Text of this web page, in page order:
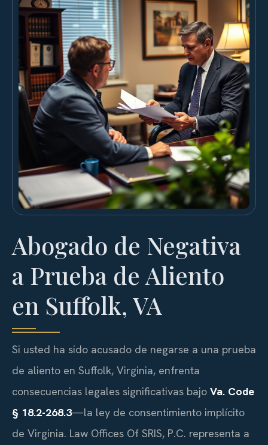
Abogado de Negativa
a Prueba de Aliento
en Suffolk, VA
Si usted ha sido acusado de negarse a una prueba
de aliento en Suffolk, Virginia, enfrenta
consecuencias legales significativas bajo Va. Code
§ 18.2-268.3—la ley de consentimiento implícito
de Virginia. Law Offices Of SRIS, P.C. representa a